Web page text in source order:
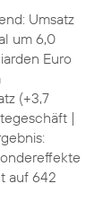
Umsatz
um 6,0
Euro
(+3,7
|
auf 642